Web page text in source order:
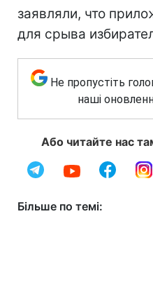
заявляли, что
для срыва
Не пропустіть
наші
Або читайте нас
Більше по темі: